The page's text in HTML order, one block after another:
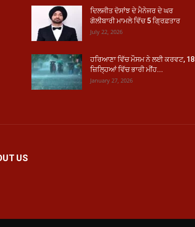
ਦਿਲਜੀਤ ਦੋਸਾਂਝ ਦੇ ਮੈਨੇਜਰ ਦੇ ਘਰ
ਗੋਲੀਬਾਰੀ ਮਾਮਲੇ ਵਿੱਚ 5 ਗ੍ਰਿਫ਼ਤਾਰ
July 22, 2026
ਹਰਿਆਣਾ ਵਿੱਚ ਮੌਸਮ ਨੇ ਲਈ ਕਰਵਟ, 18
ਜ਼ਿਲ੍ਹਿਆਂ ਵਿੱਚ ਭਾਰੀ ਮੀਂਹ...
January 27, 2026
US